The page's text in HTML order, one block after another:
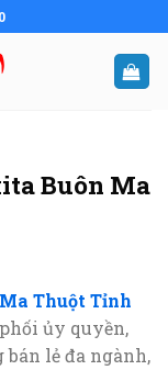
Buôn Ma
Thuột Tỉnh
ủy quyền,
lẻ đa ngành,